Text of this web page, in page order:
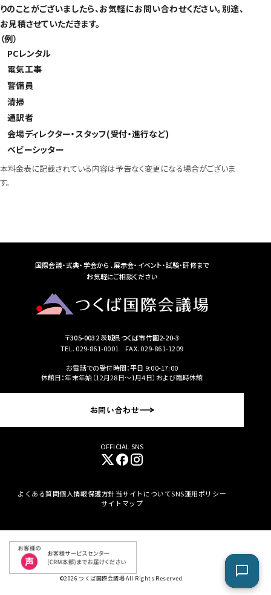
りのことがございましたら、お気軽にお問い合わせください。別途、
お見積させていただきます。
（例）
PCレンタル
電気工事
警備員
清掃
通訳者
会場ディレクター・スタッフ(受付・進行など)
ベビーシッター
本料金表に記載されている内容は予告なく変更になる場合がございま
す。
国際会議・式典・学会から、展示会・イベント・試験・研修まで
お気軽にご相談ください
お問い合わせ
OFFICIAL SNS
〒305-0032 茨城県つくば市竹園2-20-3
TEL. 029-861-0001
FAX. 029-861-1209
お電話での受付時間：平日 9:00-17:00
休館日：年末年始（12月28日〜1月4日）および臨時休館
よくある質問個人情報保護方針当サイトについてSNS運用ポリシー
サイトマップ
©2026 つくば国際会議場 All Rights Reserved.